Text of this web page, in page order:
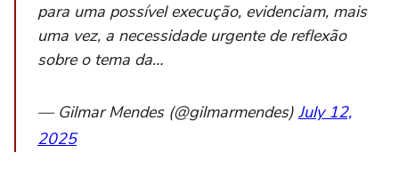
para uma possível execução, evidenciam, mais
uma vez, a necessidade urgente de reflexão
sobre o tema da…
— Gilmar Mendes (@gilmarmendes) July 12,
2025